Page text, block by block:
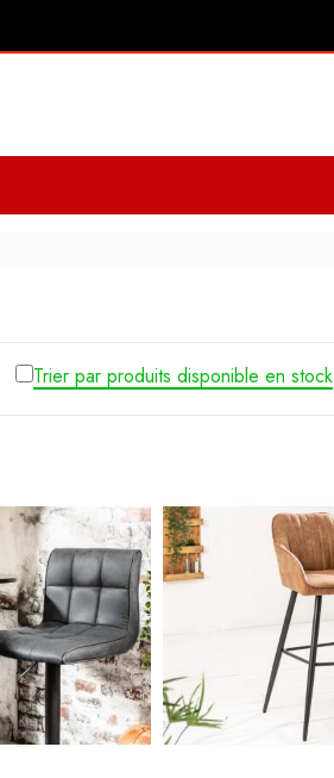
Trier par produits disponible en stock